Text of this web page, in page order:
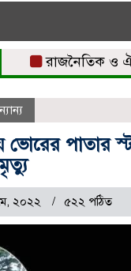
রাজনৈতিক ও
পাতার
২০২২ ৫২২ পঠিত